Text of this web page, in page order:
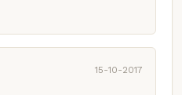
15-10-2017